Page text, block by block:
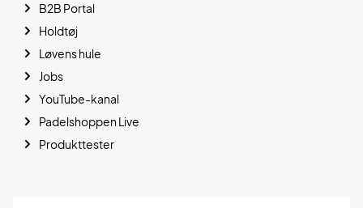
B2B Portal
Holdtøj
Løvens hule
Jobs
YouTube-kanal
Padelshoppen Live
Produkttester